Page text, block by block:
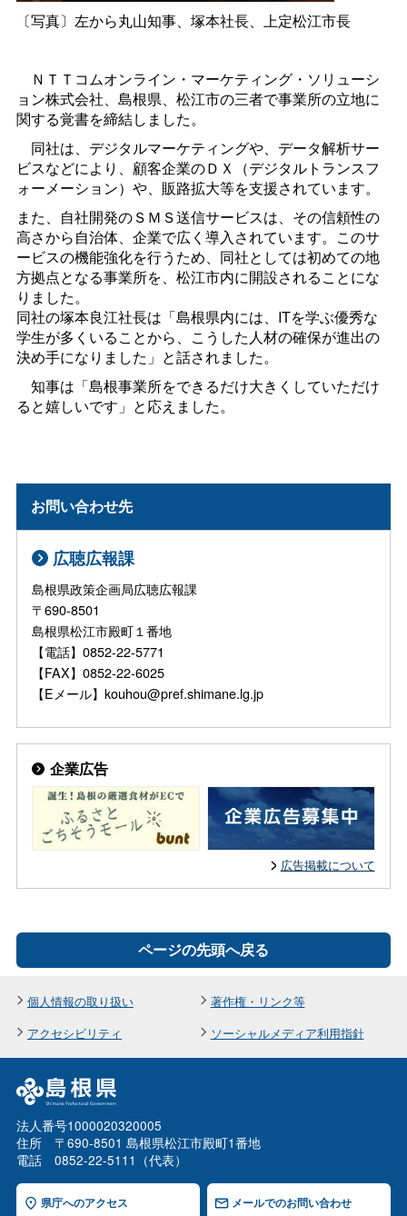
〔写真〕左から丸山知事、塚本社長、上定松江市長
ＮＴＴコムオンライン・マーケティング・ソリューシ
ョン株式会社、島根県、松江市の三者で事業所の立地に
関する覚書を締結しました。
同社は、デジタルマーケティングや、データ解析サー
ビスなどにより、顧客企業のＤＸ（デジタルトランスフ
ォーメーション）や、販路拡大等を支援されています。
また、自社開発のＳＭＳ送信サービスは、その信頼性の
高さから自治体、企業で広く導入されています。このサ
ービスの機能強化を行うため、同社としては初めての地
方拠点となる事業所を、松江市内に開設されることにな
りました。
同社の塚本良江社長は「島根県内には、ITを学ぶ優秀な
学生が多くいることから、こうした人材の確保が進出の
決め手になりました」と話されました。
知事は「島根事業所をできるだけ大きくしていただけ
ると嬉しいです」と応えました。
お問い合わせ先
広聴広報課
島根県政策企画局広聴広報課
〒690-8501
島根県松江市殿町１番地
【電話】0852-22-5771
【FAX】0852-22-6025
【Eメール】kouhou@pref.shimane.lg.jp
企業広告
広告掲載について
ページの先頭へ戻る
個人情報の取り扱い
著作権・リンク等
アクセシビリティ
ソーシャルメディア利用指針
法人番号1000020320005
住所 〒690-8501 島根県松江市殿町1番地
電話 0852-22-5111（代表）
県庁へのアクセス メールでのお問い合わせ